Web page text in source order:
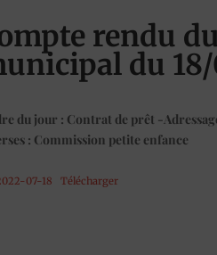
rendu
du
du jour : Contrat de prêt -
: Commission petite enfance
07-18 Télécharger